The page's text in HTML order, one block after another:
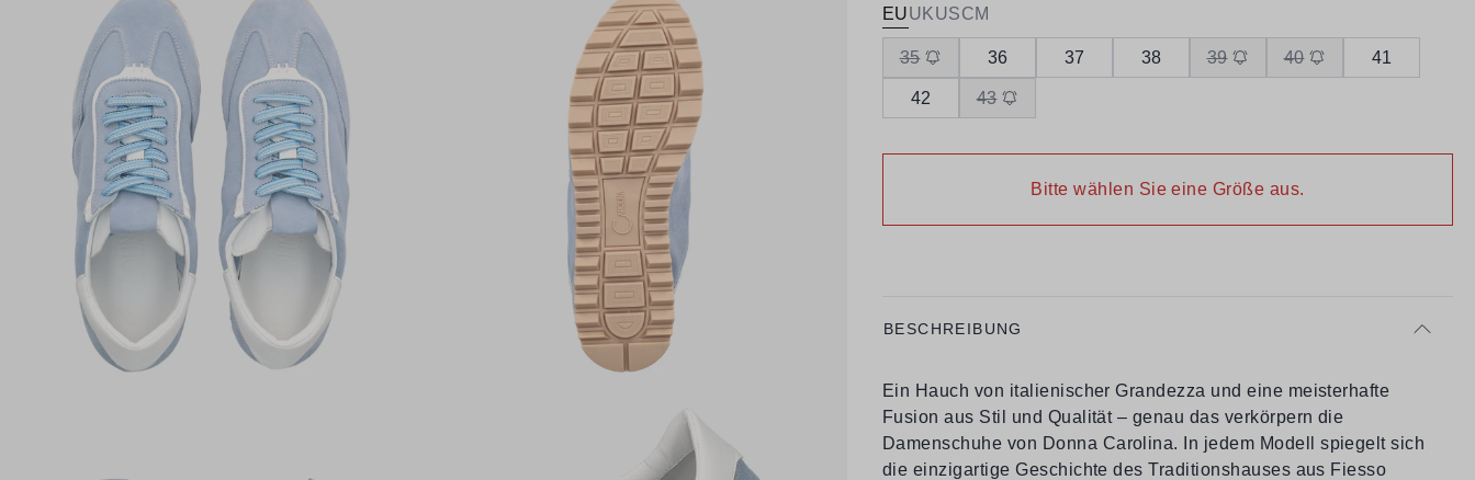
EUUKUSCM
35 36 37 38 39 40 41
42 43
Bitte wählen Sie eine Größe aus.
BESCHREIBUNG
Ein Hauch von italienischer Grandezza und eine meisterhafte
Fusion aus Stil und Qualität – genau das verkörpern die
Damenschuhe von Donna Carolina. In jedem Modell spiegelt sich
die einzigartige Geschichte des Traditionshauses aus Fiesso